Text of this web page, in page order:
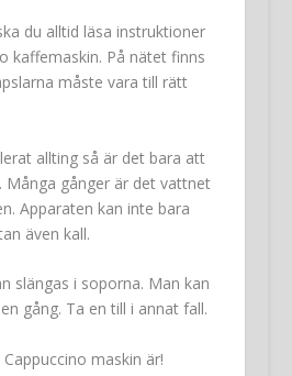
du alltid läsa instruktioner
kaffemaskin. På nätet finns
måste vara till rätt
allting så är det bara att
Många gånger är det vattnet
Apparaten kan inte bara
även kall.
slängas i soporna. Man kan
gång. Ta en till i annat fall.
maskin är!